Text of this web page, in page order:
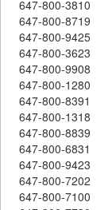
647-800-3810
647-800-8719
647-800-9425
647-800-3623
647-800-9908
647-800-1280
647-800-8391
647-800-1318
647-800-8839
647-800-6831
647-800-9423
647-800-7202
647-800-7100